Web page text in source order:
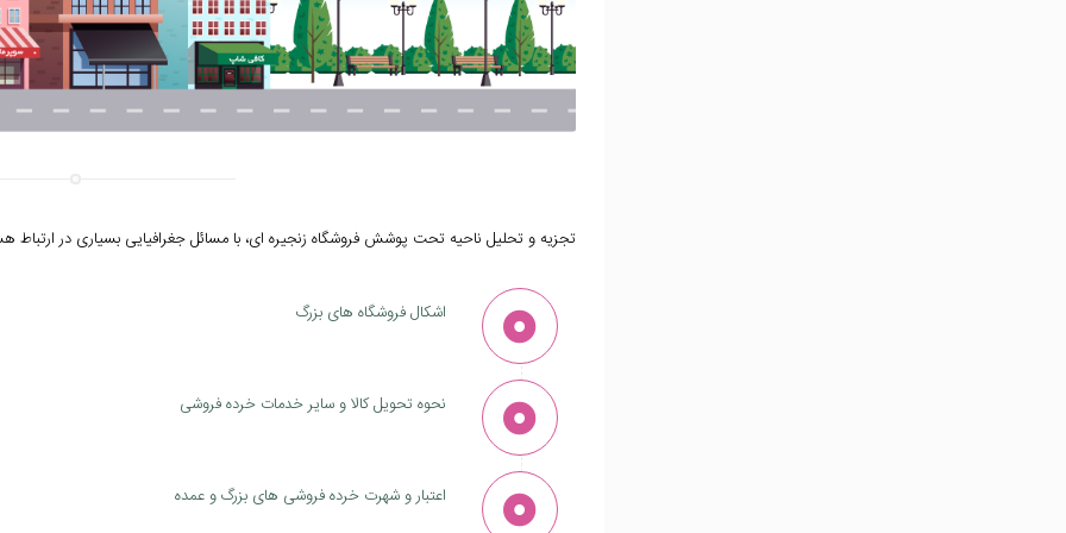
تجزیه و تحلیل ناحیه تحت پوشش فروشگاه زنجیره ای، با مسائل جغرافیایی بسیاری در
اشکال فروشگاه های بزرگ
نحوه تحویل کالا و سایر خدمات خرده فروشی
اعتبار و شهرت خرده فروشی های بزرگ و عمده